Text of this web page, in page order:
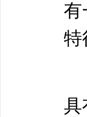
有
特
具